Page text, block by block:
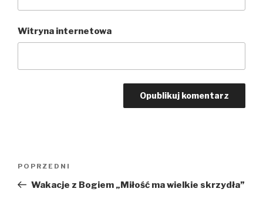
Witryna internetowa
Poprzedni
wpis
POPRZEDNI
Wakacje z Bogiem „Miłość ma wielkie skrzydła”